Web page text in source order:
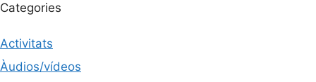
Categories
Activitats
Àudios/vídeos